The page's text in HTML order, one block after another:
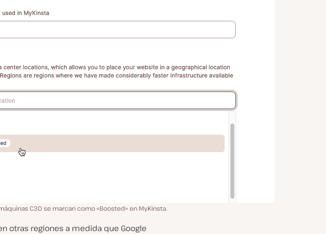
C3D se marcan como «Boosted» en MyKinsta.
otras regiones a medida que Google